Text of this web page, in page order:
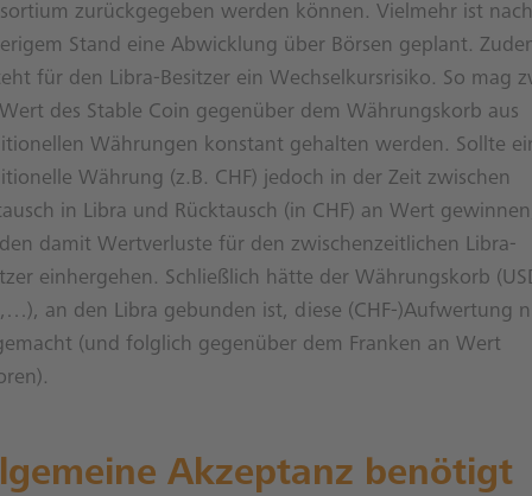
zurückgegeben werden können. Vielmehr ist nach
Stand eine Abwicklung über Börsen geplant.
für den Libra-Besitzer ein Wechselkursrisiko. So mag
des Stable Coin gegenüber dem Währungskorb aus
Währungen konstant gehalten werden. Sollte
Währung (z.B. CHF) jedoch in der Zeit zwischen
in Libra und Rücktausch (in CHF) an Wert
damit Wertverluste für den zwischenzeitlichen Libra-
einhergehen. Schließlich hätte der Währungskorb
an den Libra gebunden ist, diese (CHF-)Aufwertung
(und folglich gegenüber dem Franken an Wert
Akzeptanz benötigt